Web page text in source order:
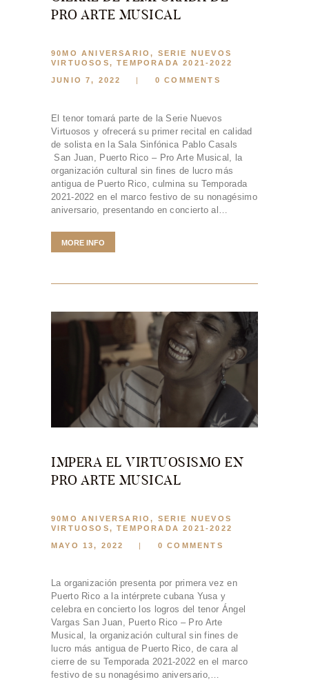
CONTACTO
ESPAÑOL
ENGLISH
PRO ARTE MUSICAL
90MO ANIVERSARIO, SERIE NUEVOS
VIRTUOSOS,TEMPORADA 2021-2022
JUNIO 7, 2022 0 COMMENTS
El tenor tomará parte de la Serie Nuevos
Virtuosos y ofrecerá su primer recital en calidad
de solista en la Sala Sinfónica Pablo Casals
San Juan, Puerto Rico – Pro Arte Musical, la
organización cultural sin fines de lucro más
antigua de Puerto Rico, culmina su Temporada
2021-2022 en el marco festivo de su nonagésimo
aniversario, presentando en concierto al…
MORE INFO
IMPERA EL VIRTUOSISMO EN
PRO ARTE MUSICAL
90MO ANIVERSARIO, SERIE NUEVOS
VIRTUOSOS,TEMPORADA 2021-2022
MAYO 13, 2022 0 COMMENTS
La organización presenta por primera vez en
Puerto Rico a la intérprete cubana Yusa y
celebra en concierto los logros del tenor Ángel
Vargas San Juan, Puerto Rico – Pro Arte
Musical, la organización cultural sin fines de
lucro más antigua de Puerto Rico, de cara al
cierre de su Temporada 2021-2022 en el marco
festivo de su nonagésimo aniversario,…